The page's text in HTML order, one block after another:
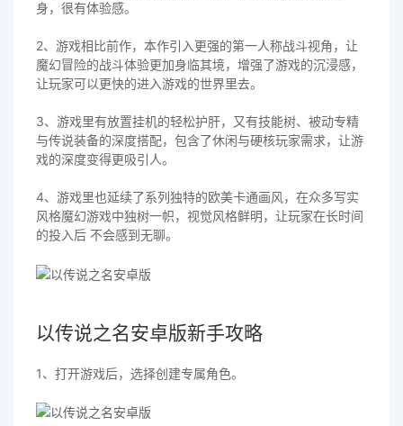
身，很有体验感。
2、游戏相比前作，本作引入更强的第一人称战斗视角，让
魔幻冒险的战斗体验更加身临其境，增强了游戏的沉浸感，
让玩家可以更快的进入游戏的世界里去。
3、游戏里有放置挂机的轻松护肝，又有技能树、被动专精
与传说装备的深度搭配，包含了休闲与硬核玩家需求，让游
戏的深度变得更吸引人。
4、游戏里也延续了系列独特的欧美卡通画风，在众多写实
风格魔幻游戏中独树一帜，视觉风格鲜明，让玩家在长时间
的投入后 不会感到无聊。
以传说之名安卓版新手攻略
1、打开游戏后，选择创建专属角色。